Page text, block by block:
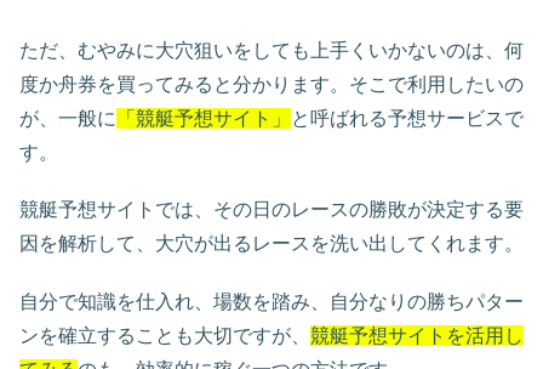
ただ、むやみに大穴狙いをしても上手くいかないのは、何
度か舟券を買ってみると分かります。そこで利用したいの
が、一般に
「競艇予想サイト」
と呼ばれる予想サービスで
す。
競艇予想サイトでは、その日のレースの勝敗が決定する要
因を解析して、大穴が出るレースを洗い出してくれます。
自分で知識を仕入れ、場数を踏み、自分なりの勝ちパター
ンを確立することも大切ですが、 競艇予想サイトを活用し